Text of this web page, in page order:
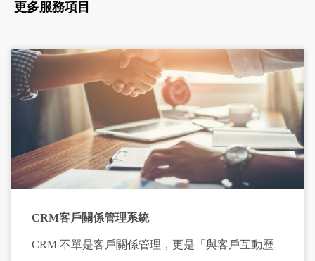
更多服務項目
CRM客戶關係管理系統
CRM 不單是客戶關係管理，更是「與客戶互動歷